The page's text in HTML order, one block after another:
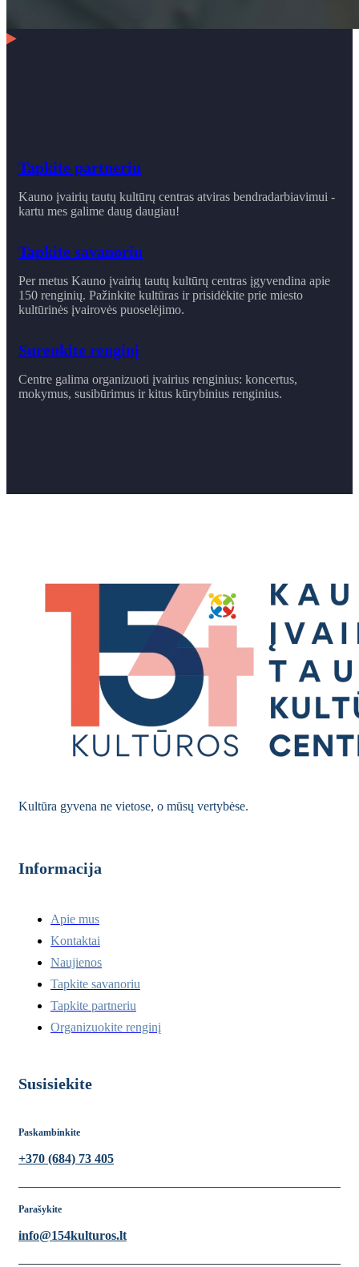
Tapkite partneriu
Kauno įvairių tautų kultūrų centras atviras bendradarbiavimui -
kartu mes galime daug daugiau!
Tapkite savanoriu
Per metus Kauno įvairių tautų kultūrų centras įgyvendina apie
150 renginių. Pažinkite kultūras ir prisidėkite prie miesto
kultūrinės įvairovės puoselėjimo.
Surenkite renginį
Centre galima organizuoti įvairius renginius: koncertus,
mokymus, susibūrimus ir ​kitus kūrybinius renginius.
Kultūra gyvena ne vietose, o mūsų vertybėse.
Informacija
Apie mus
Kontaktai
Naujienos
Tapkite savanoriu
Tapkite partneriu
Organizuokite renginį
Susisiekite
Paskambinkite
+370 (684) 73 405
Parašykite
info@154kulturos.lt